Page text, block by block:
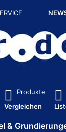
Ergebnisse.
Produkte
Vergleichen
&